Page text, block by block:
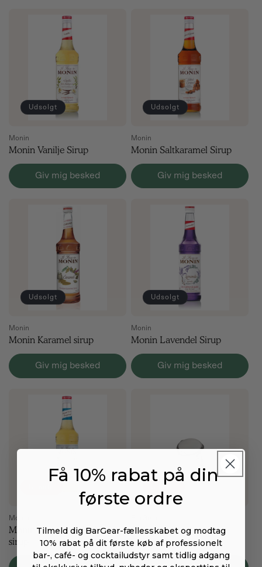
Udsolgt
Monin
Monin Vanilje Sirup
Giv mig besked
Udsolgt
Monin
Monin Saltkaramel Sirup
Giv mig besked
Udsolgt
Monin
Monin Karamel sirup
Giv mig besked
Udsolgt
Monin
Monin Lavendel Sirup
Giv mig besked
Monin
Monin hasselnød Sukkerfri
sirup
Udsalg
Champagne stopper
Få 10% rabat på din
første ordre
Tilmeld dig BarGear-fællesskabet og modtag
10% rabat på dit første køb af professionelt
bar-, café- og cocktailudstyr samt tidlig adgang